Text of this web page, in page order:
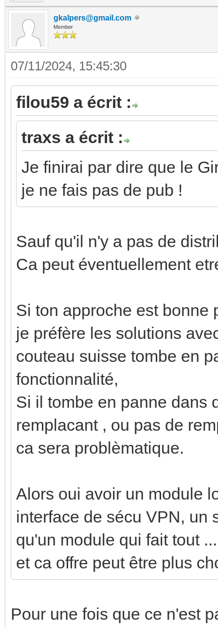
gkalpers@gmail.com
Member
07/11/2024, 15:45:30
filou59 a écrit :
traxs a écrit :
Je finirai par dire que le
je ne fais pas de pub !
Sauf qu'il n'y a pas de
Ca peut éventuellement
Si ton approche est bonne
je préfère les solutions
couteau suisse tombe en
fonctionnalité,
Si il tombe en panne dans
remplacant , ou pas de
ca sera problèmatique.
Alors oui avoir un module
interface de sécu VPN, un
qu'un module qui fait tout
et ca offre peut être plus
Pour une fois que ce n'est